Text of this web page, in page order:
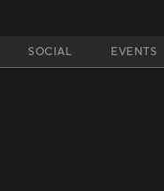
SOCIAL EVENTS